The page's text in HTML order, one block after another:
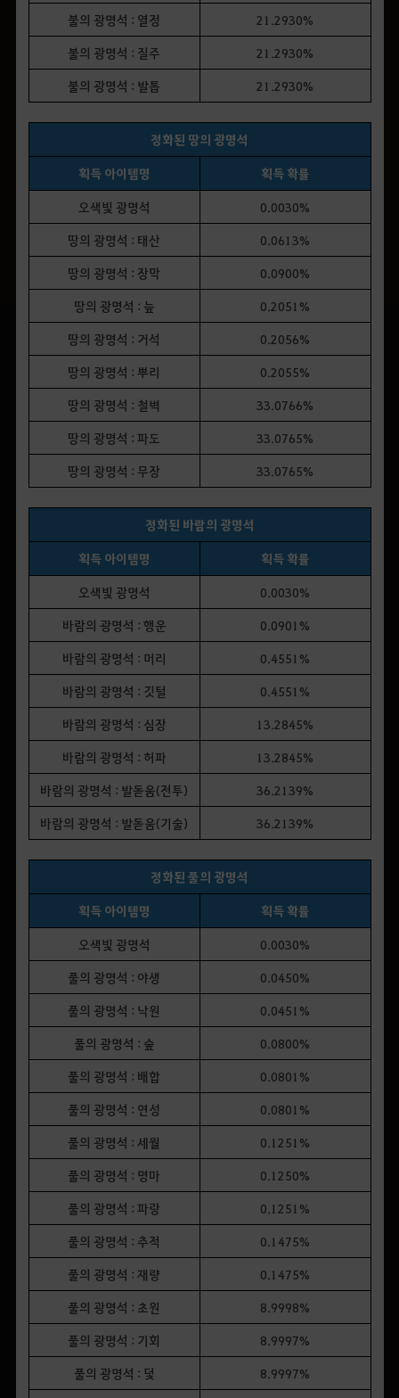
불의 광명석 : 열정 21.2930%
불의 광명석 : 질주 21.2930%
불의 광명석 : 발톱 21.2930%
정화된 땅의 광명석
획득 아이템명
획득 확률
오색빛 광명석 0.0030%
땅의 광명석 : 태산 0.0613%
땅의 광명석 : 장막 0.0900%
땅의 광명석 : 늪 0.2051%
땅의 광명석 : 거석 0.2056%
땅의 광명석 : 뿌리 0.2055%
땅의 광명석 : 철벽 33.0766%
땅의 광명석 : 파도 33.0765%
땅의 광명석 : 무장 33.0765%
정화된 바람의 광명석
획득 아이템명
획득 확률
오색빛 광명석 0.0030%
바람의 광명석 : 행운 0.0901%
바람의 광명석 : 머리 0.4551%
바람의 광명석 : 깃털 0.4551%
바람의 광명석 : 심장 13.2845%
바람의 광명석 : 허파 13.2845%
바람의 광명석 : 발돋움(전투) 36.2139%
바람의 광명석 : 발돋움(기술) 36.2139%
정화된 풀의 광명석
획득 아이템명
획득 확률
오색빛 광명석 0.0030%
풀의 광명석 : 야생 0.0450%
풀의 광명석 : 낙원 0.0451%
풀의 광명석 : 숲 0.0800%
풀의 광명석 : 배합 0.0801%
풀의 광명석 : 연성 0.0801%
풀의 광명석 : 세월 0.1251%
풀의 광명석 : 명마 0.1250%
풀의 광명석 : 파랑 0.1251%
풀의 광명석 : 추적 0.1475%
풀의 광명석 : 재량 0.1475%
풀의 광명석 : 초원 8.9998%
풀의 광명석 : 기회 8.9997%
풀의 광명석 : 덫 8.9997%